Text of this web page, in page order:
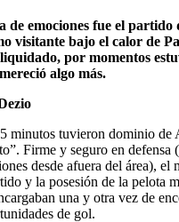
de emociones fue el partido
visitante bajo el calor de
por momentos
algo más.
minutos tuvieron dominio de
Firme y seguro en defensa
desde afuera del área), el
y la posesión de la pelota
una y otra vez de
de gol.